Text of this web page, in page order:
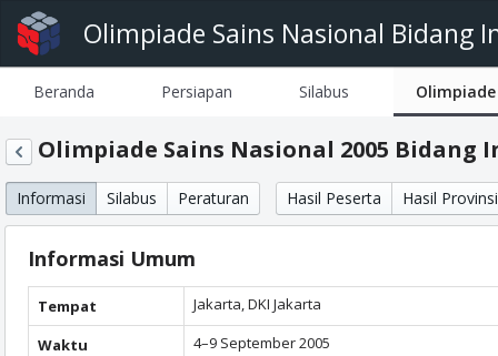
Olimpiade Sains Nasional Bidang
Beranda Persiapan Silabus Olimpiade
Olimpiade Sains Nasional 2005
Informasi Silabus Peraturan Hasil Peserta Hasil Provinsi
Informasi Umum
Tempat Jakarta, DKI Jakarta
Waktu 4–9 September 2005